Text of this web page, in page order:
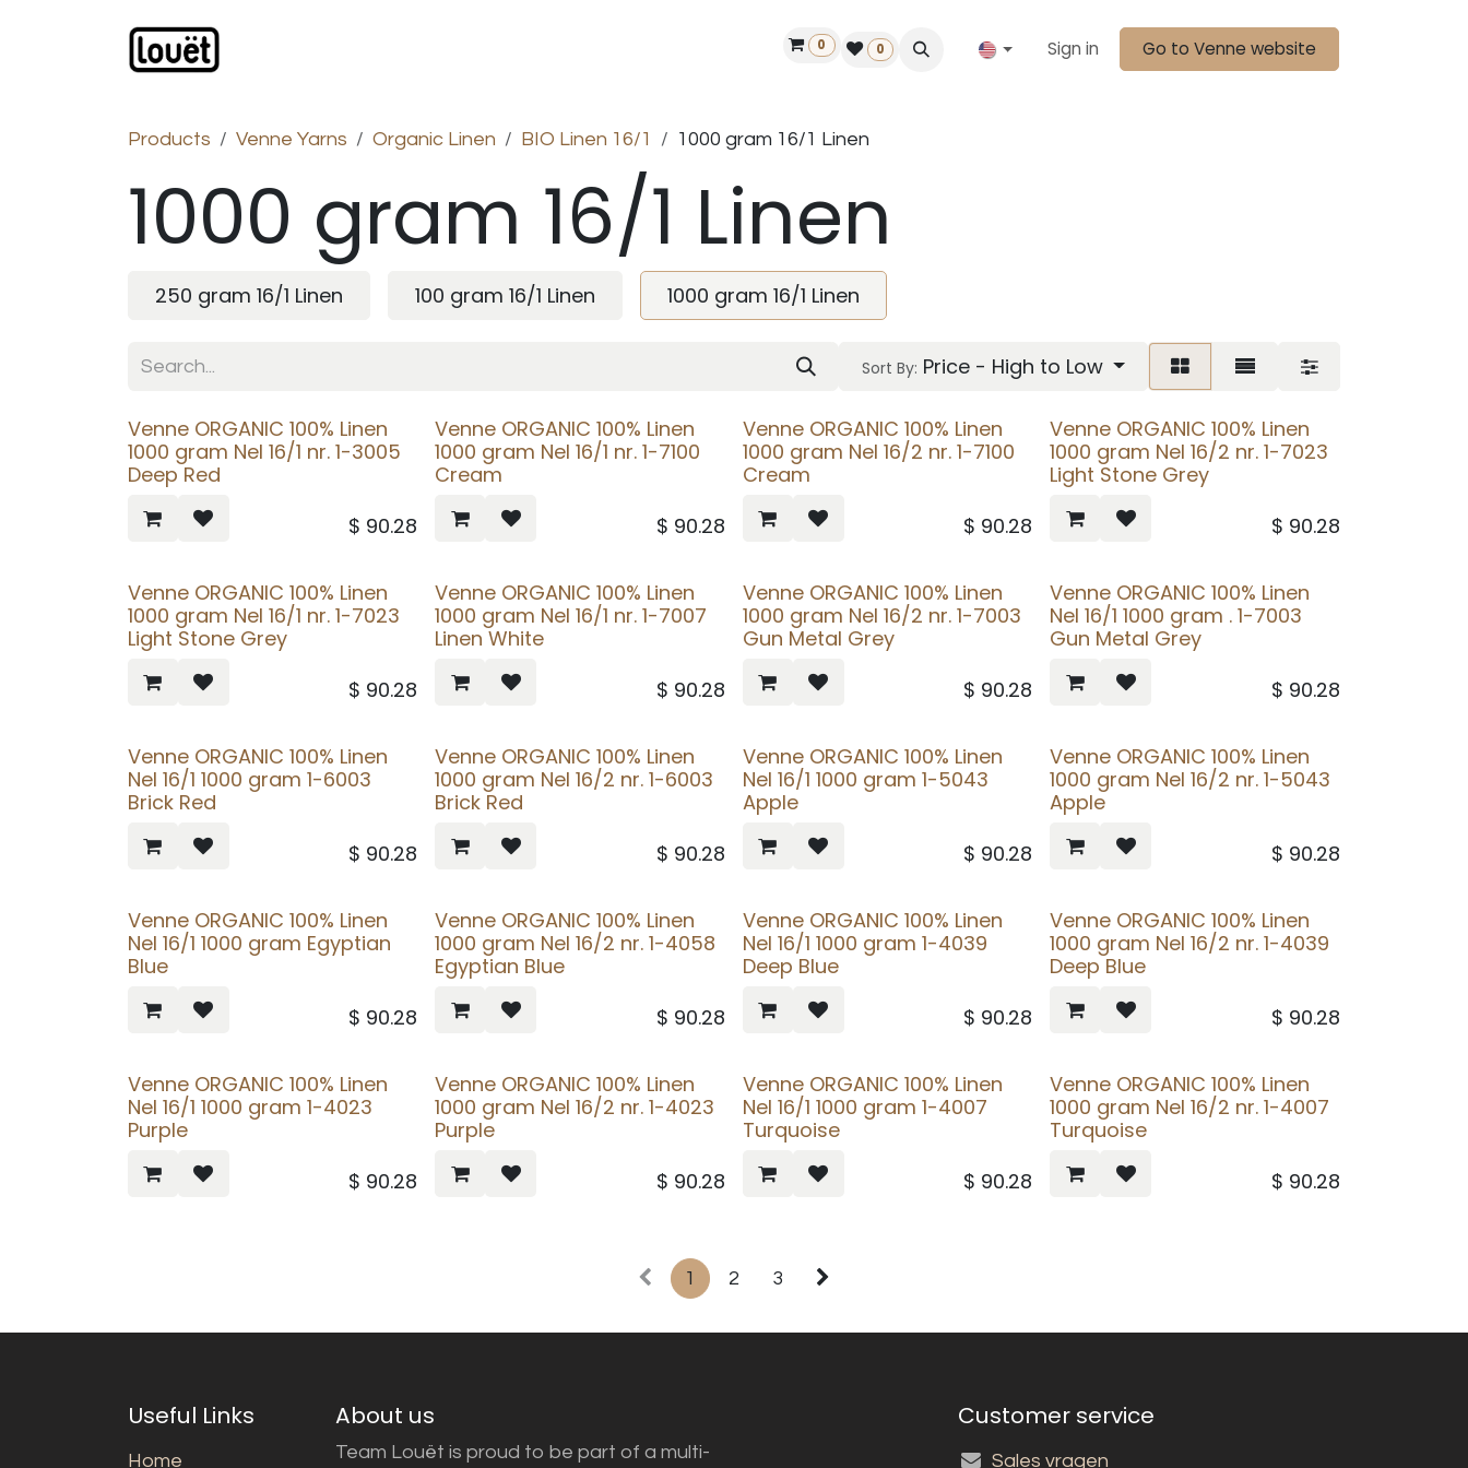
Find a dealer
0 0 Sign in Go to Venne website
Products Venne Yarns Organic Linen BIO Linen 16/1 1000 gram 16/1 Linen
1000 gram 16/1 Linen
250 gram 16/1 Linen 100 gram 16/1 Linen 1000 gram 16/1 Linen
Sort By: Price - High to Low
Venne ORGANIC 100% Linen
1000 gram Nel 16/1 nr. 1-3005
Deep Red
$ 90.28
Venne ORGANIC 100% Linen
1000 gram Nel 16/1 nr. 1-7100
Cream
$ 90.28
Venne ORGANIC 100% Linen
1000 gram Nel 16/2 nr. 1-7100
Cream
$ 90.28
Venne ORGANIC 100% Linen
1000 gram Nel 16/2 nr. 1-7023
Light Stone Grey
$ 90.28
Venne ORGANIC 100% Linen
1000 gram Nel 16/1 nr. 1-7023
Light Stone Grey
$ 90.28
Venne ORGANIC 100% Linen
1000 gram Nel 16/1 nr. 1-7007
Linen White
$ 90.28
Venne ORGANIC 100% Linen
1000 gram Nel 16/2 nr. 1-7003
Gun Metal Grey
$ 90.28
Venne ORGANIC 100% Linen
Nel 16/1 1000 gram . 1-7003
Gun Metal Grey
$ 90.28
Venne ORGANIC 100% Linen
Nel 16/1 1000 gram 1-6003
Brick Red
$ 90.28
Venne ORGANIC 100% Linen
1000 gram Nel 16/2 nr. 1-6003
Brick Red
$ 90.28
Venne ORGANIC 100% Linen
Nel 16/1 1000 gram 1-5043
Apple
$ 90.28
Venne ORGANIC 100% Linen
1000 gram Nel 16/2 nr. 1-5043
Apple
$ 90.28
Venne ORGANIC 100% Linen
Nel 16/1 1000 gram Egyptian
Blue
$ 90.28
Venne ORGANIC 100% Linen
1000 gram Nel 16/2 nr. 1-4058
Egyptian Blue
$ 90.28
Venne ORGANIC 100% Linen
Nel 16/1 1000 gram 1-4039
Deep Blue
$ 90.28
Venne ORGANIC 100% Linen
1000 gram Nel 16/2 nr. 1-4039
Deep Blue
$ 90.28
Venne ORGANIC 100% Linen
Nel 16/1 1000 gram 1-4023
Purple
$ 90.28
Venne ORGANIC 100% Linen
1000 gram Nel 16/2 nr. 1-4023
Purple
$ 90.28
Venne ORGANIC 100% Linen
Nel 16/1 1000 gram 1-4007
Turquoise
$ 90.28
Venne ORGANIC 100% Linen
1000 gram Nel 16/2 nr. 1-4007
Turquoise
$ 90.28
1 2 3
Useful Links
Home
About us
Team Louët is proud to be part of a multi-
Customer service
Sales vragen